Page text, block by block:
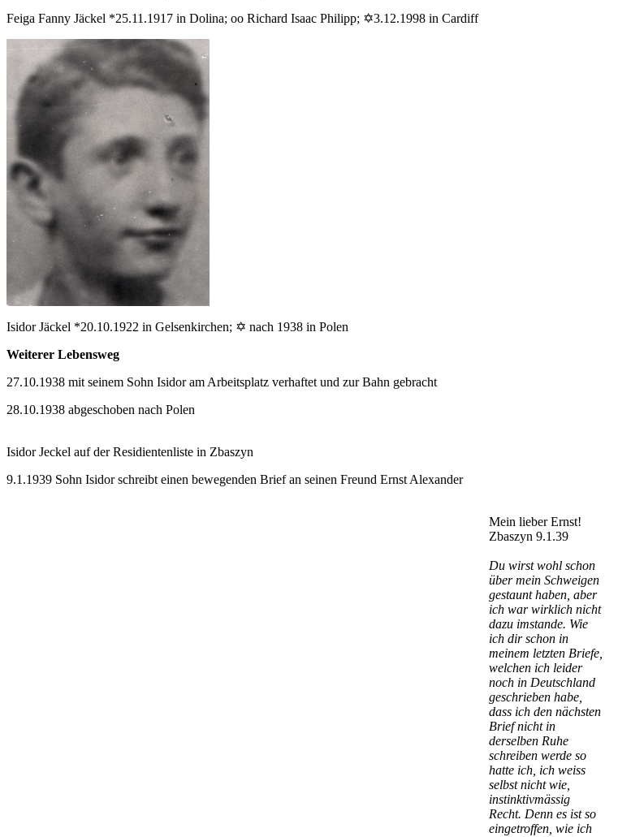
Feiga Fanny Jäckel *25.11.1917 in Dolina; oo Richard Isaac Philipp; ✡3.12.1998 in Cardiff
Isidor Jäckel *20.10.1922 in Gelsenkirchen; ✡ nach 1938 in Polen
Weiterer Lebensweg
27.10.1938 mit seinem Sohn Isidor am Arbeitsplatz verhaftet und zur Bahn gebracht
28.10.1938 abgeschoben nach Polen
Isidor Jeckel auf der Residientenliste in Zbaszyn
9.1.1939 Sohn Isidor schreibt einen bewegenden Brief an seinen Freund Ernst Alexander
Mein lieber Ernst!
Zbaszyn 9.1.39
Du wirst wohl schon
über mein Schweigen
gestaunt haben, aber
ich war wirklich nicht
dazu imstande. Wie
ich dir schon in
meinem letzten Briefe,
welchen ich leider
noch in Deutschland
geschrieben habe,
dass ich den nächsten
Brief nicht in
derselben Ruhe
schreiben werde so
hatte ich, ich weiss
selbst nicht wie,
instinktivmässig
Recht. Denn es ist so
eingetroffen, wie ich